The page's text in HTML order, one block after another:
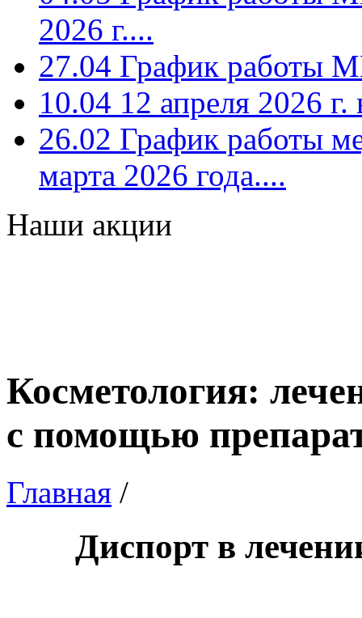
2026 г....
27.04 График работы
10.04 12 апреля 2026
26.02 График работы
марта 2026 года....
Наши акции
Косметология:
с помощью
Главная /
Диспорт в